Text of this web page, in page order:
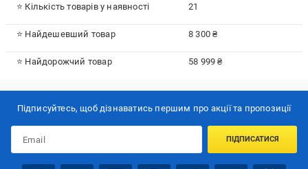
⭐ Кількість товарів у наявності 21
⭐ Найдешевший товар 8 300 ₴
⭐ Найдорожчий товар 58 999 ₴
Підписуйтесь, щоб дізнаватись першим про акції та пропозиції
ПІДПИСАТИСЯ